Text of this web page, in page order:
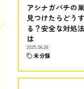
アシナガバチの
見つけたらどうす
る？安全な対処
は
2025.06.26
未分類